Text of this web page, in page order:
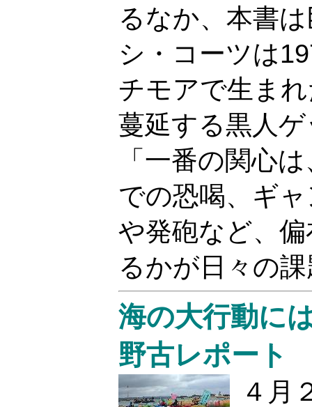
るなか、本書
シ・コーツは
チモアで生ま
蔓延する黒人
「一番の関心
での恐喝、ギ
や発砲など、
るかが日々の
海の大行動に
野古レポート
４月